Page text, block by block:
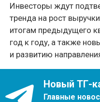
Инвесторы ждут
тренда на рост
итогам предыдущего
год к году, а также
и развитию
Новый ТГ-
Главные